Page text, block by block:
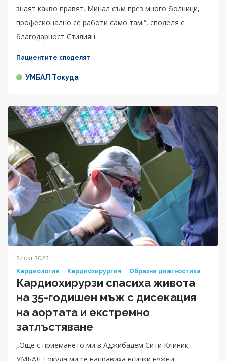
знаят какво правят. Минал съм през много болници,
професионално се работи само там.“, споделя с
благодарност Стилиян.
Пациентите споделят
УМБАЛ Токуда
24 окт 2022
Кардиология
Кардиохирургия Образна диагностика
Кардиохирурзи спасиха живота
на 35-годишен мъж с дисекация
на аортата и екстремно
затлъстяване
„Още с приемането ми в Аджибадем Сити Клиник
УМБАЛ Токуда ми се направиха всички нужни